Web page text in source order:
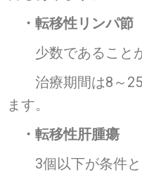
・転移性リンパ節
少数であることが
治療期間は8～25
ます。
・転移性肝腫瘍
3個以下が条件と